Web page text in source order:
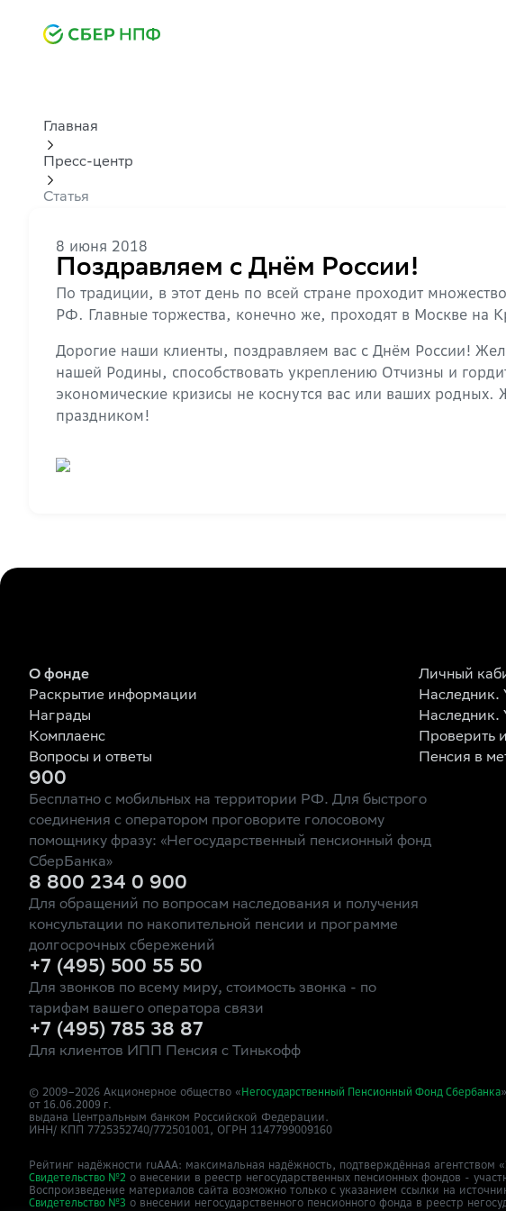
Главная
Пресс-центр
Статья
8 июня 2018
Поздравляем с Днём России!
По традиции, в этот день по всей стране проходит
РФ. Главные торжества, конечно же, проходят в Москве на
Дорогие наши клиенты, поздравляем вас с Днём России!
нашей Родины, способствовать укреплению Отчизны и
экономические кризисы не коснутся вас или ваших
праздником!
О фонде
Раскрытие информации
Награды
Комплаенс
Вопросы и ответы
Личный
Наследник.
Наследник.
Проверить
Пенсия в
900
Бесплатно с мобильных на территории РФ. Для быстрого
соединения с оператором проговорите голосовому
помощнику фразу: «Негосударственный пенсионный фонд
СберБанка»
8 800 234 0 900
Для обращений по вопросам наследования и получения
консультации по накопительной пенсии и программе
долгосрочных сбережений
+7 (495) 500 55 50
Для звонков по всему миру, стоимость звонка - по
тарифам вашего оператора связи
+7 (495) 785 38 87
Для клиентов ИПП Пенсия с Тинькофф
© 2009–2026 Акционерное общество «Негосударственный Пенсионный Фонд Сбербанка
от 16.06.2009 г.
выдана Центральным банком Российской Федерации.
ИНН/ КПП 7725352740/772501001, ОГРН 1147799009160
Рейтинг надёжности ruAAA: максимальная надёжность, подтверждённая агентством
Свидетельство №2 о внесении в реестр негосударственных пенсионных фондов -
Воспроизведение материалов сайта возможно только с указанием ссылки на
Свидетельство №3 о внесении негосударственного пенсионного фонда в реестр